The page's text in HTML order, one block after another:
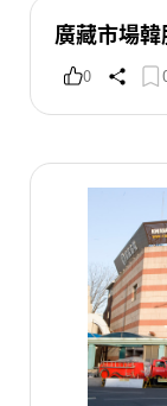
廣藏市場
0